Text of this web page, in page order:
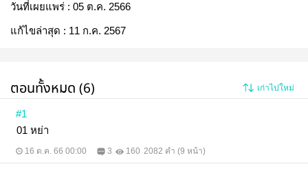
วันที่เผยแพร่ : 05 ต.ค. 2566
แก้ไขล่าสุด : 11 ก.ค. 2567
ตอนทั้งหมด (6) เก่าไปใหม่
#1
01 หย่า
16 ต.ค. 66 00:00 3 160 2082 คำ (9 หน้า)